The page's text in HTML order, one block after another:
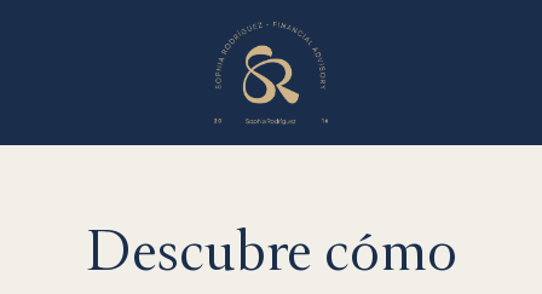
Descubre cómo